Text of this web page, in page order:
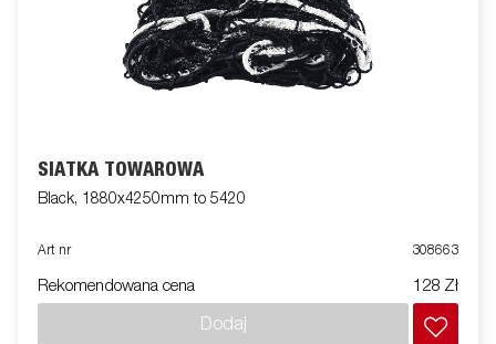
SIATKA TOWAROWA
Black, 1880x4250mm to 5420
Art nr 308663
Rekomendowana cena 128 Zł
Dodaj